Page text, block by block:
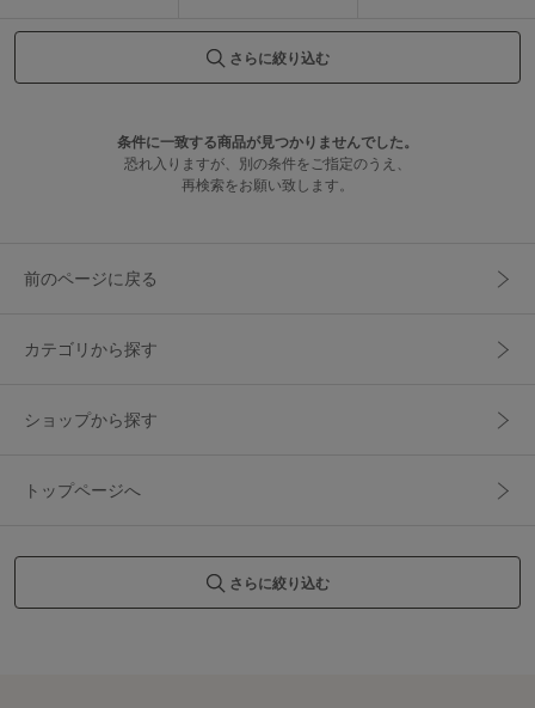
さらに絞り込む
条件に一致する商品が見つかりませんでした。
恐れ入りますが、別の条件をご指定のうえ、
再検索をお願い致します。
前のページに戻る
カテゴリから探す
ショップから探す
トップページへ
さらに絞り込む